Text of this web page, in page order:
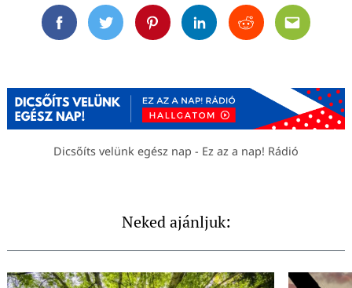
FacebookTwitterPinterestLinkedinRedditEmail
Dicsőíts velünk egész nap - Ez az a nap! Rádió
Neked ajánljuk: